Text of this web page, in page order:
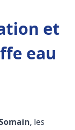
et
eau
, les